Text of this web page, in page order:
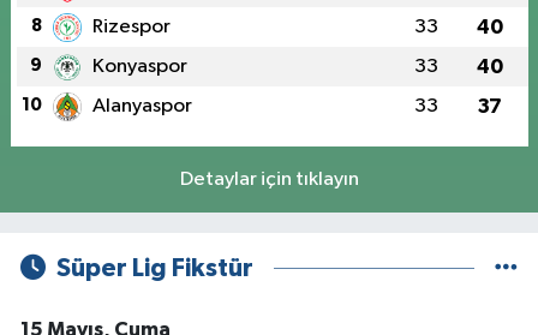
8 Rizespor 33 40
9 Konyaspor 33 40
10 Alanyaspor 33 37
Detaylar için tıklayın
Süper Lig Fikstür
15 Mayıs, Cuma